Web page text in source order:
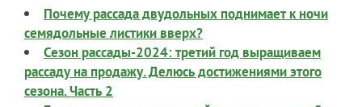
Почему рассада двудольных поднимает к ночи
семядольные листики вверх?
Сезон рассады-2024: третий год выращиваем
рассаду на продажу. Делюсь достижениями этого
сезона. Часть 2